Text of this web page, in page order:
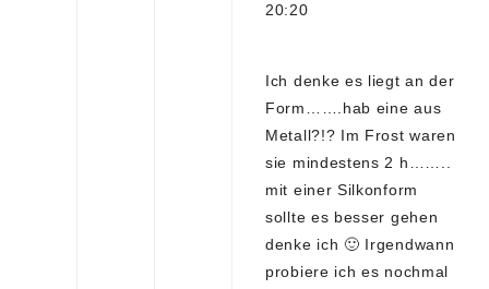
20:20
Ich denke es liegt an der
Form…….hab eine aus
Metall?!? Im Frost waren
sie mindestens 2 h……..
mit einer Silkonform
sollte es besser gehen
denke ich 🙂 Irgendwann
probiere ich es nochmal